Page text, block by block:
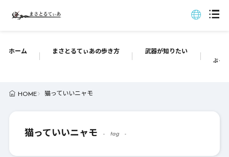
ホーム まさとるてぃあの歩き方 武器が知りたい
ぶっ
HOME 猫っていいニャモ
猫っていいニャモ tag